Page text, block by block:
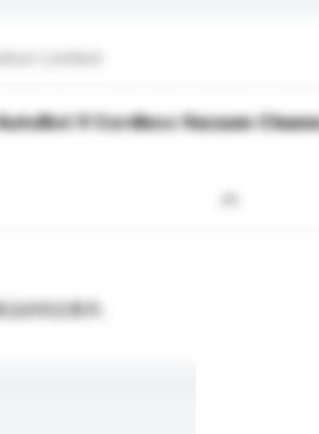
V Cordless Vacuum